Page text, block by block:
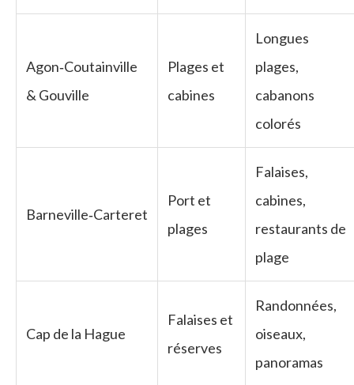
Agon‑Coutainville
& Gouville
Plages et
cabines
Longues
plages,
cabanons
colorés
Barneville‑Carteret
Port et
plages
Falaises,
cabines,
restaurants de
plage
Cap de la Hague
Falaises et
réserves
Randonnées,
oiseaux,
panoramas